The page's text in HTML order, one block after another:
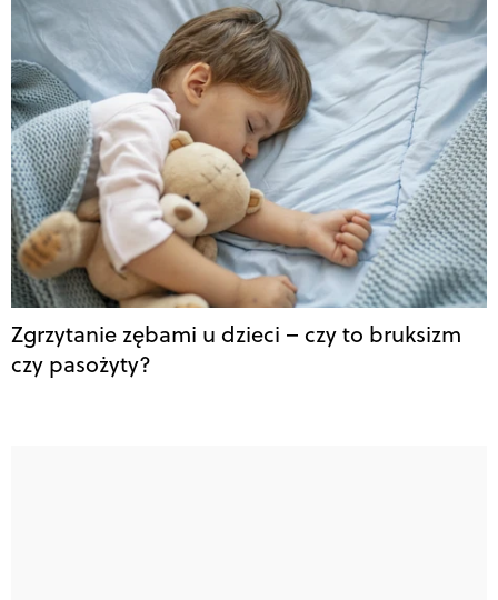
Zgrzytanie zębami u dzieci – czy to bruksizm
czy pasożyty?